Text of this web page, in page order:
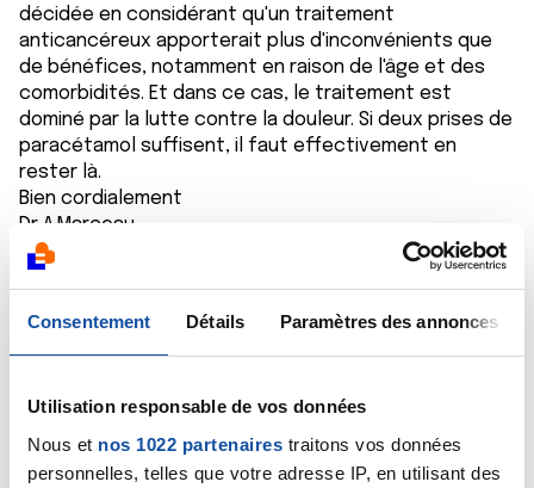
Consentement Détails Paramètres des annonces
Utilisation responsable de vos données
Nous et nos 1022 partenaires traitons vos données
personnelles, telles que votre adresse IP, en utilisant des
décidée en considérant qu'un traitement
anticancéreux apporterait plus d'inconvénients que
de bénéfices, notamment en raison de l'âge et des
comorbidités. Et dans ce cas, le traitement est
dominé par la lutte contre la douleur. Si deux prises de
paracétamol suffisent, il faut effectivement en
rester là.
Bien cordialement
Dr A.Marceau
Citer
Corirou
19/12/2019 - 20:27